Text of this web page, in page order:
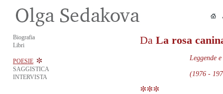
Biografia
Libri
POESIE
SAGGISTICA
INTERVISTA
Da La rosa
Leggende
(1976 -